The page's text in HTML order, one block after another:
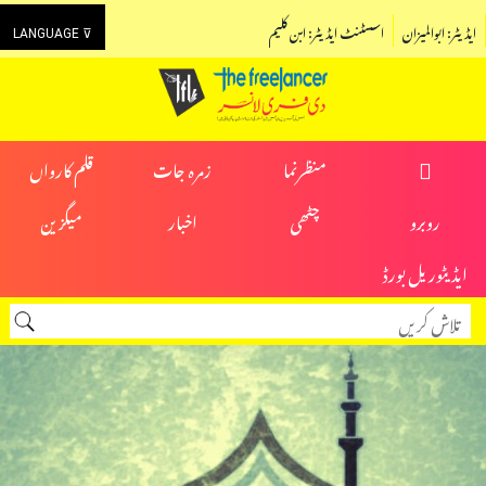
LANGUAGE ⊽ اسسٹنٹ ایڈیٹر: ابن کلیم ایڈیٹر: ابوالمیزان
منظرنما زمرہ جات
قلم کارواں
روبرو
چٹھی اخبار
میگزین
ایڈیٹوریل بورڈ